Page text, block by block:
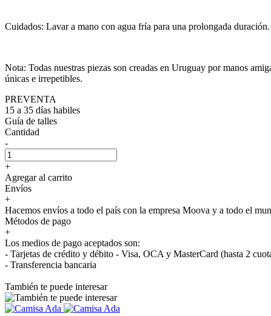
Cuidados: Lavar a mano con agua fría para una prolongada duración.
Nota: Todas nuestras piezas son creadas en Uruguay por manos
únicas e irrepetibles.
PREVENTA
15 a 35 días habiles
Guía de talles
Cantidad
-
+
Agregar al carrito
Envíos
+
Hacemos envíos a todo el país con la empresa Moova y a todo el
Métodos de pago
+
Los medios de pago aceptados son:
- Tarjetas de crédito y débito - Visa, OCA y MasterCard (hasta 2
- Transferencia bancaria
También te puede interesar